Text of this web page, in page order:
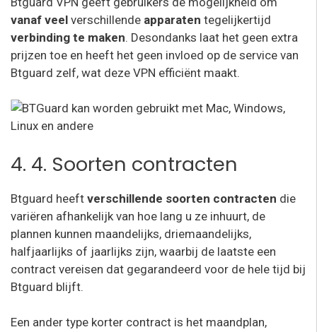
vanaf veel verschillende apparaten tegelijkertijd
verbinding te maken. Desondanks laat het geen extra
prijzen toe en heeft het geen invloed op de service van
Btguard zelf, wat deze VPN efficiënt maakt.
4. 4. Soorten contracten
Btguard heeft verschillende soorten contracten die
variëren afhankelijk van hoe lang u ze inhuurt, de
plannen kunnen maandelijks, driemaandelijks,
halfjaarlijks of jaarlijks zijn, waarbij de laatste een
contract vereisen dat gegarandeerd voor de hele tijd bij
Btguard blijft.
Een ander type korter contract is het maandplan,